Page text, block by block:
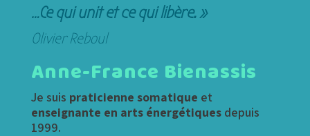
…Ce qui unit et ce qui libère. »
Olivier Reboul
Anne-France Bienassis
Je suis praticienne somatique et
enseignante en arts énergétiquesdepuis
1999.